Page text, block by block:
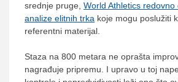
srednje pruge, World Athletics
analize elitnih trka koje mogu poslužiti
referentni materijal.
Staza na 800 metara ne oprašta
nagrađuje pripremu. I upravo u toj